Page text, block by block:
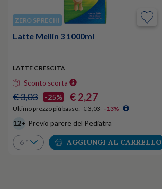
ZERO SPRECHI
Latte Mellin 3 1000ml
LATTE CRESCITA
Sconto scorta
€ 3,03 -25% € 2,27
Ultimo prezzo più basso: € 3,03 -13%
12+ Previo parere del Pediatra
AGGIUNGI AL CARRELLO